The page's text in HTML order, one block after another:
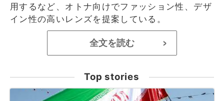
用するなど、オトナ向けでファッション性、デザ
イン性の高いレンズを提案している。
全文を読む >
Top stories